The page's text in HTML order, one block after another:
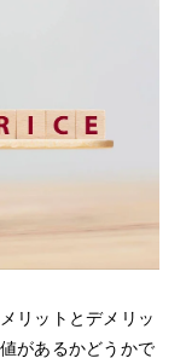
リットとデメリッ
があるかどうかで